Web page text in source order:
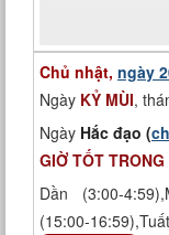
Chủ nhật, ngày
Ngày KỶ MÙI,
Ngày Hắc đạo (
GIỜ TỐT TRONG
Dần (3:00-
(15:00-